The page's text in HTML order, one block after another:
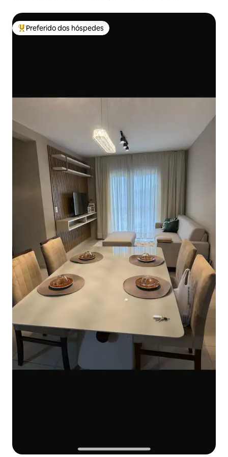
Entre os melhores preferidos dos hóspedes
Preferido dos hóspedes